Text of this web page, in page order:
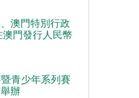
澳門特別行政
門發行人民幣
青少年系列賽
辦